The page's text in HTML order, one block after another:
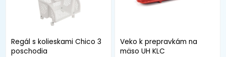
Regál s kolieskami Chico 3
poschodia
Veko k prepravkám na
mäso UH KLC